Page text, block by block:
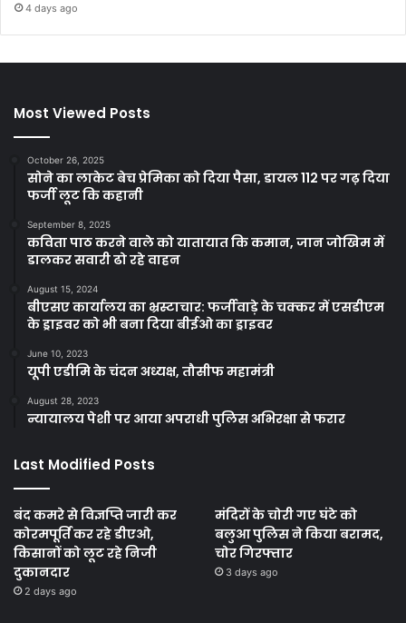
4 days ago
Most Viewed Posts
October 26, 2025
सोने का लाकेट बेच प्रेमिका को दिया पैसा, डायल 112 पर गढ़ दिया
फर्जी लूट कि कहानी
September 8, 2025
कविता पाठ करने वाले को यातायात कि कमान, जान जोखिम में
डालकर सवारी ढो रहे वाहन
August 15, 2024
बीएसए कार्यालय का भ्रस्टाचार: फर्जीवाड़े के चक्कर में एसडीएम
के ड्राइवर को भी बना दिया बीईओ का ड्राइवर
June 10, 2023
यूपी एडीमि के चंदन अध्यक्ष, तौसीफ महामंत्री
August 28, 2023
न्यायालय पेशी पर आया अपराधी पुलिस अभिरक्षा से फरार
Last Modified Posts
बंद कमरे से विज्ञप्ति जारी कर
कोरमपूर्ति कर रहे डीएओ,
किसानों को लूट रहे निजी
दुकानदार
2 days ago
मंदिरों के चोरी गए घंटे को
बलुआ पुलिस ने किया बरामद,
चोर गिरफ्तार
3 days ago